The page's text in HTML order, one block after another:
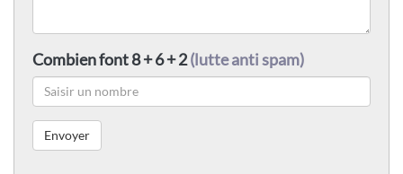
Combien font 8 + 6 + 2(lutte anti spam)